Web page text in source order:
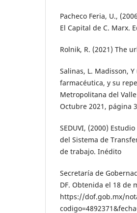
Pacheco Feria, U.,
El Capital de C. Marx.
Rolnik, R. (2021) The
Salinas, L. Madisson,
farmacéutica, y su
Metropolitana del
Octubre 2021, página
SEDUVI, (2000)
del Sistema de
de trabajo. Inédito
Secretaría de
DF. Obtenida el 18 de
https://dof.gob.mx/